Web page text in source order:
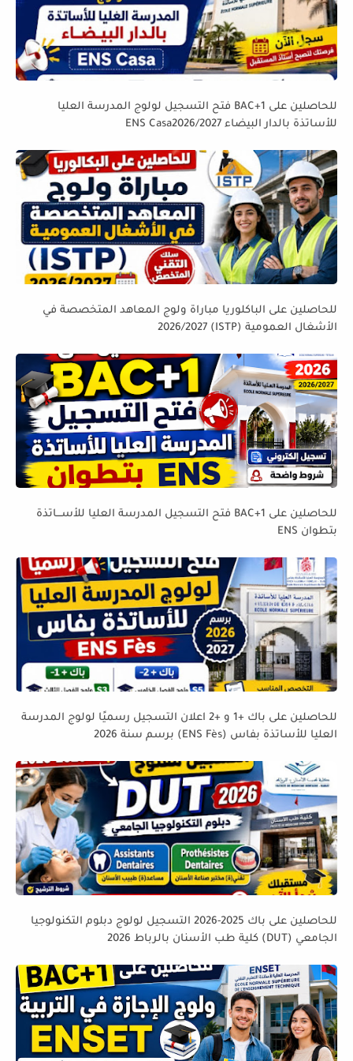
للحاصلين على BAC+1 فتح التسجيل لولوج المدرسة العليا
للأساتذة بالدار البيضاء ENS Casa2026/2027
للحاصلين على الباكلوريا مباراة ولوج المعاهد المتخصصة في
الأشغال العمومية (ISTP) 2026/2027
للحاصلين على BAC+1 فتح التسجيل المدرسة العليا للأســـاتذة
بتطوان ENS
للحاصلين على باك +1 و +2 اعلان التسجيل رسميًا لولوج المدرسة
العليا للأساتذة بفاس (ENS Fès) برسم سنة 2026
للحاصلين على باك 2025-2026 التسجيل لولوج دبلوم التكنولوجيا
الجامعي (DUT) كلية طب الأسنان بالرباط 2026